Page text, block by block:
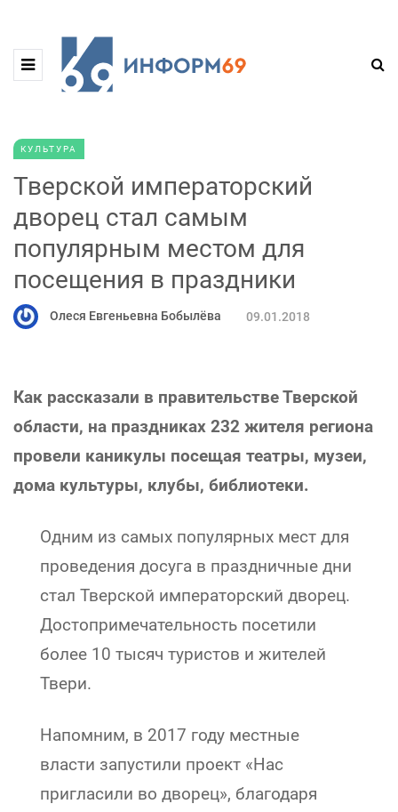
КУЛЬТУРА
Тверской императорский
дворец стал самым
популярным местом для
посещения в праздники
Олеся Евгеньевна Бобылёва 09.01.2018
Как рассказали в правительстве Тверской
области, на праздниках 232 жителя региона
провели каникулы посещая театры, музеи,
дома культуры, клубы, библиотеки.
Одним из самых популярных мест для
проведения досуга в праздничные дни
стал Тверской императорский дворец.
Достопримечательность посетили
более 10 тысяч туристов и жителей
Твери.
Напомним, в 2017 году местные
власти запустили проект «Нас
пригласили во дворец», благодаря